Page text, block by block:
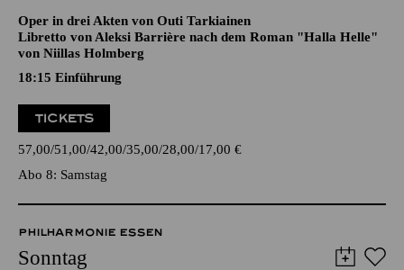
Oper in drei Akten von Outi Tarkiainen
Libretto von Aleksi Barrière nach dem Roman "Halla Helle"
von Niillas Holmberg
18:15 Einführung
TICKETS
57,00 51,00 42,00 35,00 28,00 17,00 €
Abo 8: Samstag
PHILHARMONIE ESSEN
Sonntag